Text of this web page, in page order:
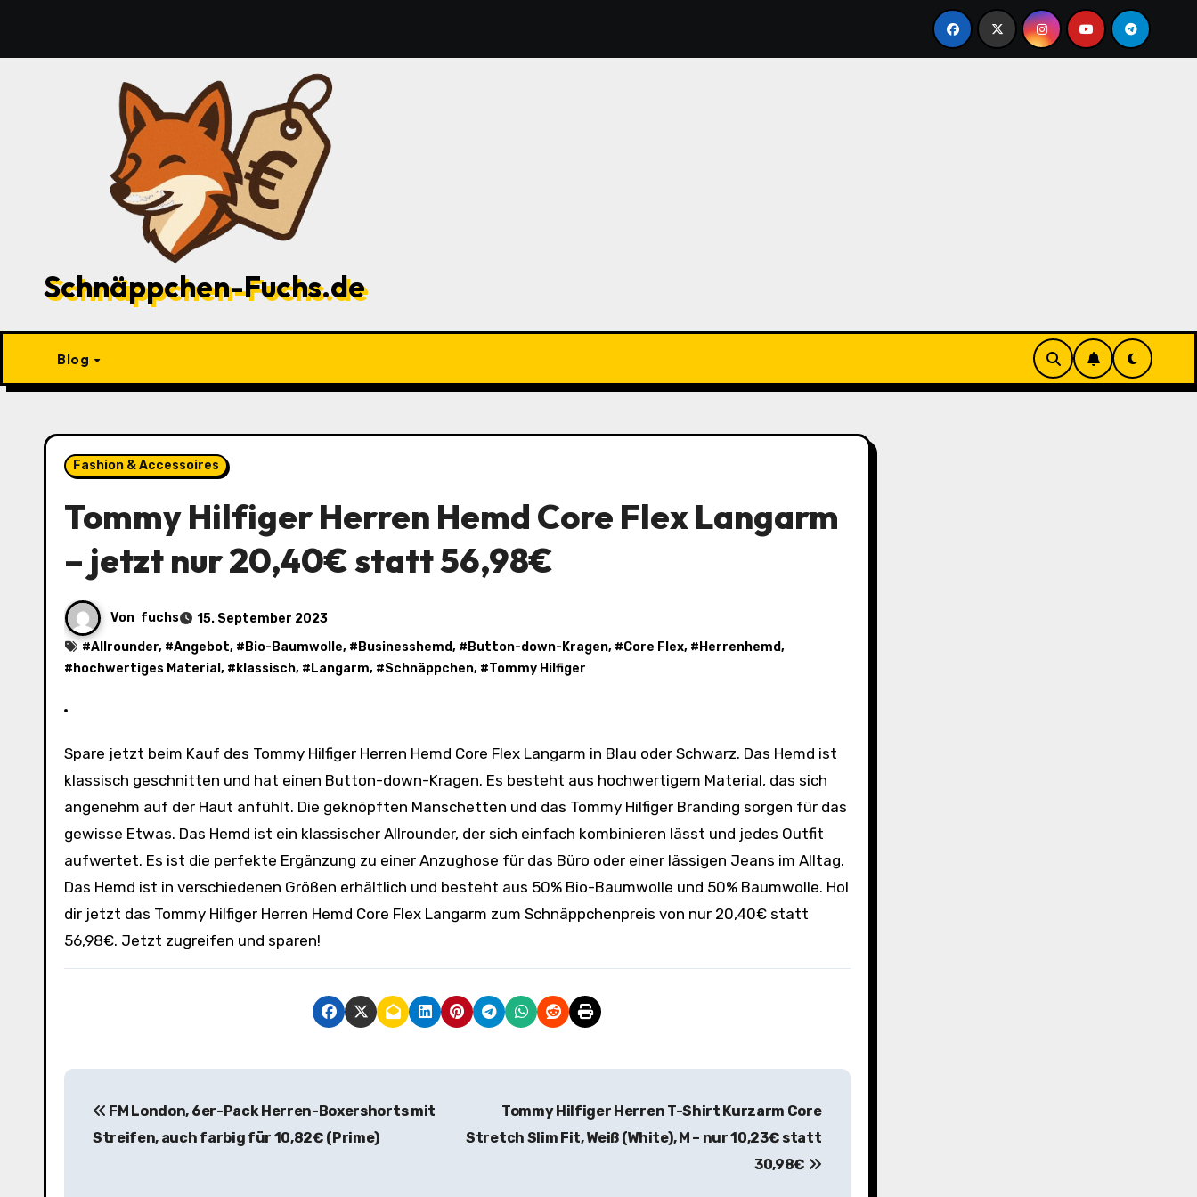
springen
Schnäppchen-Fuchs.de
Blog
Fashion & Accessoires
Tommy Hilfiger Herren Hemd Core Flex Langarm
– jetzt nur 20,40€ statt 56,98€
Von fuchs
15. September 2023
#Allrounder, #Angebot, # Bio-Baumwolle, # Businesshemd, # Button-down-Kragen, #Core Flex, # Herrenhemd,
# hochwertiges Material , # klassisch, # Langarm, #Schnäppchen, #Tommy Hilfiger
Spare jetzt beim Kauf des Tommy Hilfiger Herren Hemd Core Flex Langarm in Blau oder Schwarz. Das Hemd ist
klassisch geschnitten und hat einen Button-down-Kragen. Es besteht aus hochwertigem Material, das sich
angenehm auf der Haut anfühlt. Die geknöpften Manschetten und das Tommy Hilfiger Branding sorgen für das
gewisse Etwas. Das Hemd ist ein klassischer Allrounder, der sich einfach kombinieren lässt und jedes Outfit
aufwertet. Es ist die perfekte Ergänzung zu einer Anzughose für das Büro oder einer lässigen Jeans im Alltag.
Das Hemd ist in verschiedenen Größen erhältlich und besteht aus 50% Bio-Baumwolle und 50% Baumwolle. Hol
dir jetzt das Tommy Hilfiger Herren Hemd Core Flex Langarm zum Schnäppchenpreis von nur 20,40€ statt
56,98€. Jetzt zugreifen und sparen!
B
FM London, 6er-Pack Herren-Boxershorts mit
Streifen, auch farbig für 10,82€ (Prime)
Tommy Hilfiger Herren T-Shirt Kurzarm Core
Stretch Slim Fit, Weiß (White), M – nur 10,23€ statt
30,98€